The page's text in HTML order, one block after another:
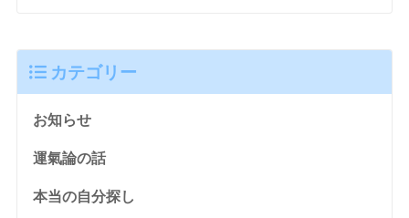
カテゴリー
お知らせ
運氣論の話
本当の自分探し